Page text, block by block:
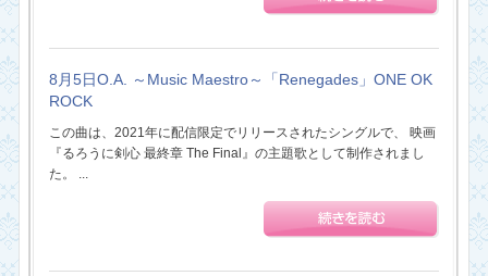
8月5日O.A. ～Music Maestro～「Renegades」ONE OK
ROCK
この曲は、2021年に配信限定でリリースされたシングルで、 映画
『るろうに剣心 最終章 The Final』の主題歌として制作されまし
た。 ...